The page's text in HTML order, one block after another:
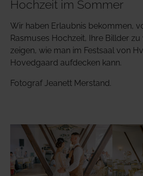
Hochzeit im Sommer
Wir haben Erlaubnis bekommen,
Rasmuses Hochzeit, Ihre Billder
zeigen, wie man im Festsaal von
Hovedgaard aufdecken kann.
Fotograf Jeanett Merstand.
Show larger version Show